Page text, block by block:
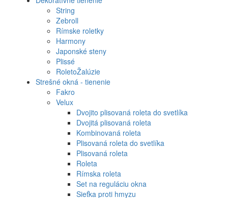
String
Zebroll
Rímske roletky
Harmony
Japonské steny
Plissé
RoletoŽalúzie
Strešné okná - tienenie
Fakro
Velux
Dvojito plisovaná roleta do svetlíka
Dvojitá plisovaná roleta
Kombinovaná roleta
Plisovaná roleta do svetlíka
Plisovaná roleta
Roleta
Rímska roleta
Set na reguláciu okna
Sieťka proti hmyzu